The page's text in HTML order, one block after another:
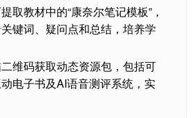
取教材中的“康奈尔笔记模板”，
键词、疑问点和总结，培养学
二维码获取动态资源包，包括可
电子书及AI语音测评系统，实